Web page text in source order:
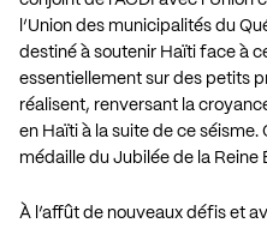
l’Union des municipalités du
destiné à soutenir Haïti face à
essentiellement sur des petits
réalisent, renversant la
en Haïti à la suite de ce
médaille du Jubilée de la Reine
À l’affût de nouveaux défis et